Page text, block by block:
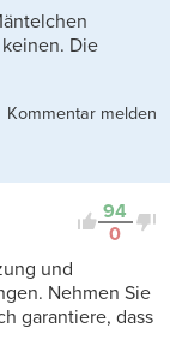
Die
Kommentar melden
94
0
und
Nehmen Sie
garantiere, dass